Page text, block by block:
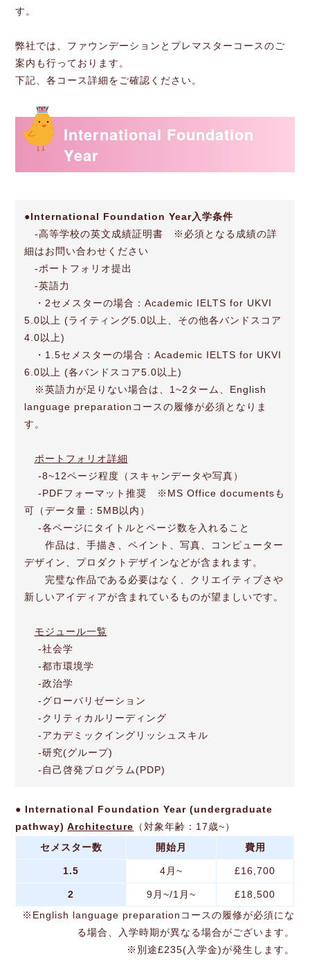
す。
弊社では、ファウンデーションとプレマスターコースのご
案内も行っております。
下記、各コース詳細をご確認ください。
International Foundation
Year
●International Foundation Year入学条件
-高等学校の英文成績証明書 ※必須となる成績の詳
細はお問い合わせください
-ポートフォリオ提出
-英語力
・2セメスターの場合：Academic IELTS for UKVI
5.0以上 (ライティング5.0以上、その他各バンドスコア
4.0以上)
・1.5セメスターの場合：Academic IELTS for UKVI
6.0以上 (各バンドスコア5.0以上)
※英語力が足りない場合は、1~2ターム、English
language preparationコースの履修が必須となりま
す。
ポートフォリオ詳細
-8~12ページ程度（スキャンデータや写真）
-PDFフォーマット推奨 ※MS Office documentsも
可（データ量：5MB以内）
-各ページにタイトルとページ数を入れること
作品は、手描き、ペイント、写真、コンピューター
デザイン、プロダクトデザインなどが含まれます。
完璧な作品である必要はなく、クリエイティブさや
新しいアイディアが含まれているものが望ましいです。
モジュール一覧
-社会学
-都市環境学
-政治学
-グローバリゼーション
-クリティカルリーディング
-アカデミックイングリッシュスキル
-研究(グループ)
-自己啓発プログラム(PDP)
● International Foundation Year (undergraduate
pathway)Architecture （対象年齢：17歳~）
セメスター数
開始月 費用
1.5 4月~ £16,700
2 9月~/1月~
£18,500
※English language preparationコースの履修が必須にな
る場合、入学時期が異なる場合がございます。
※別途£235(入学金)が発生します。